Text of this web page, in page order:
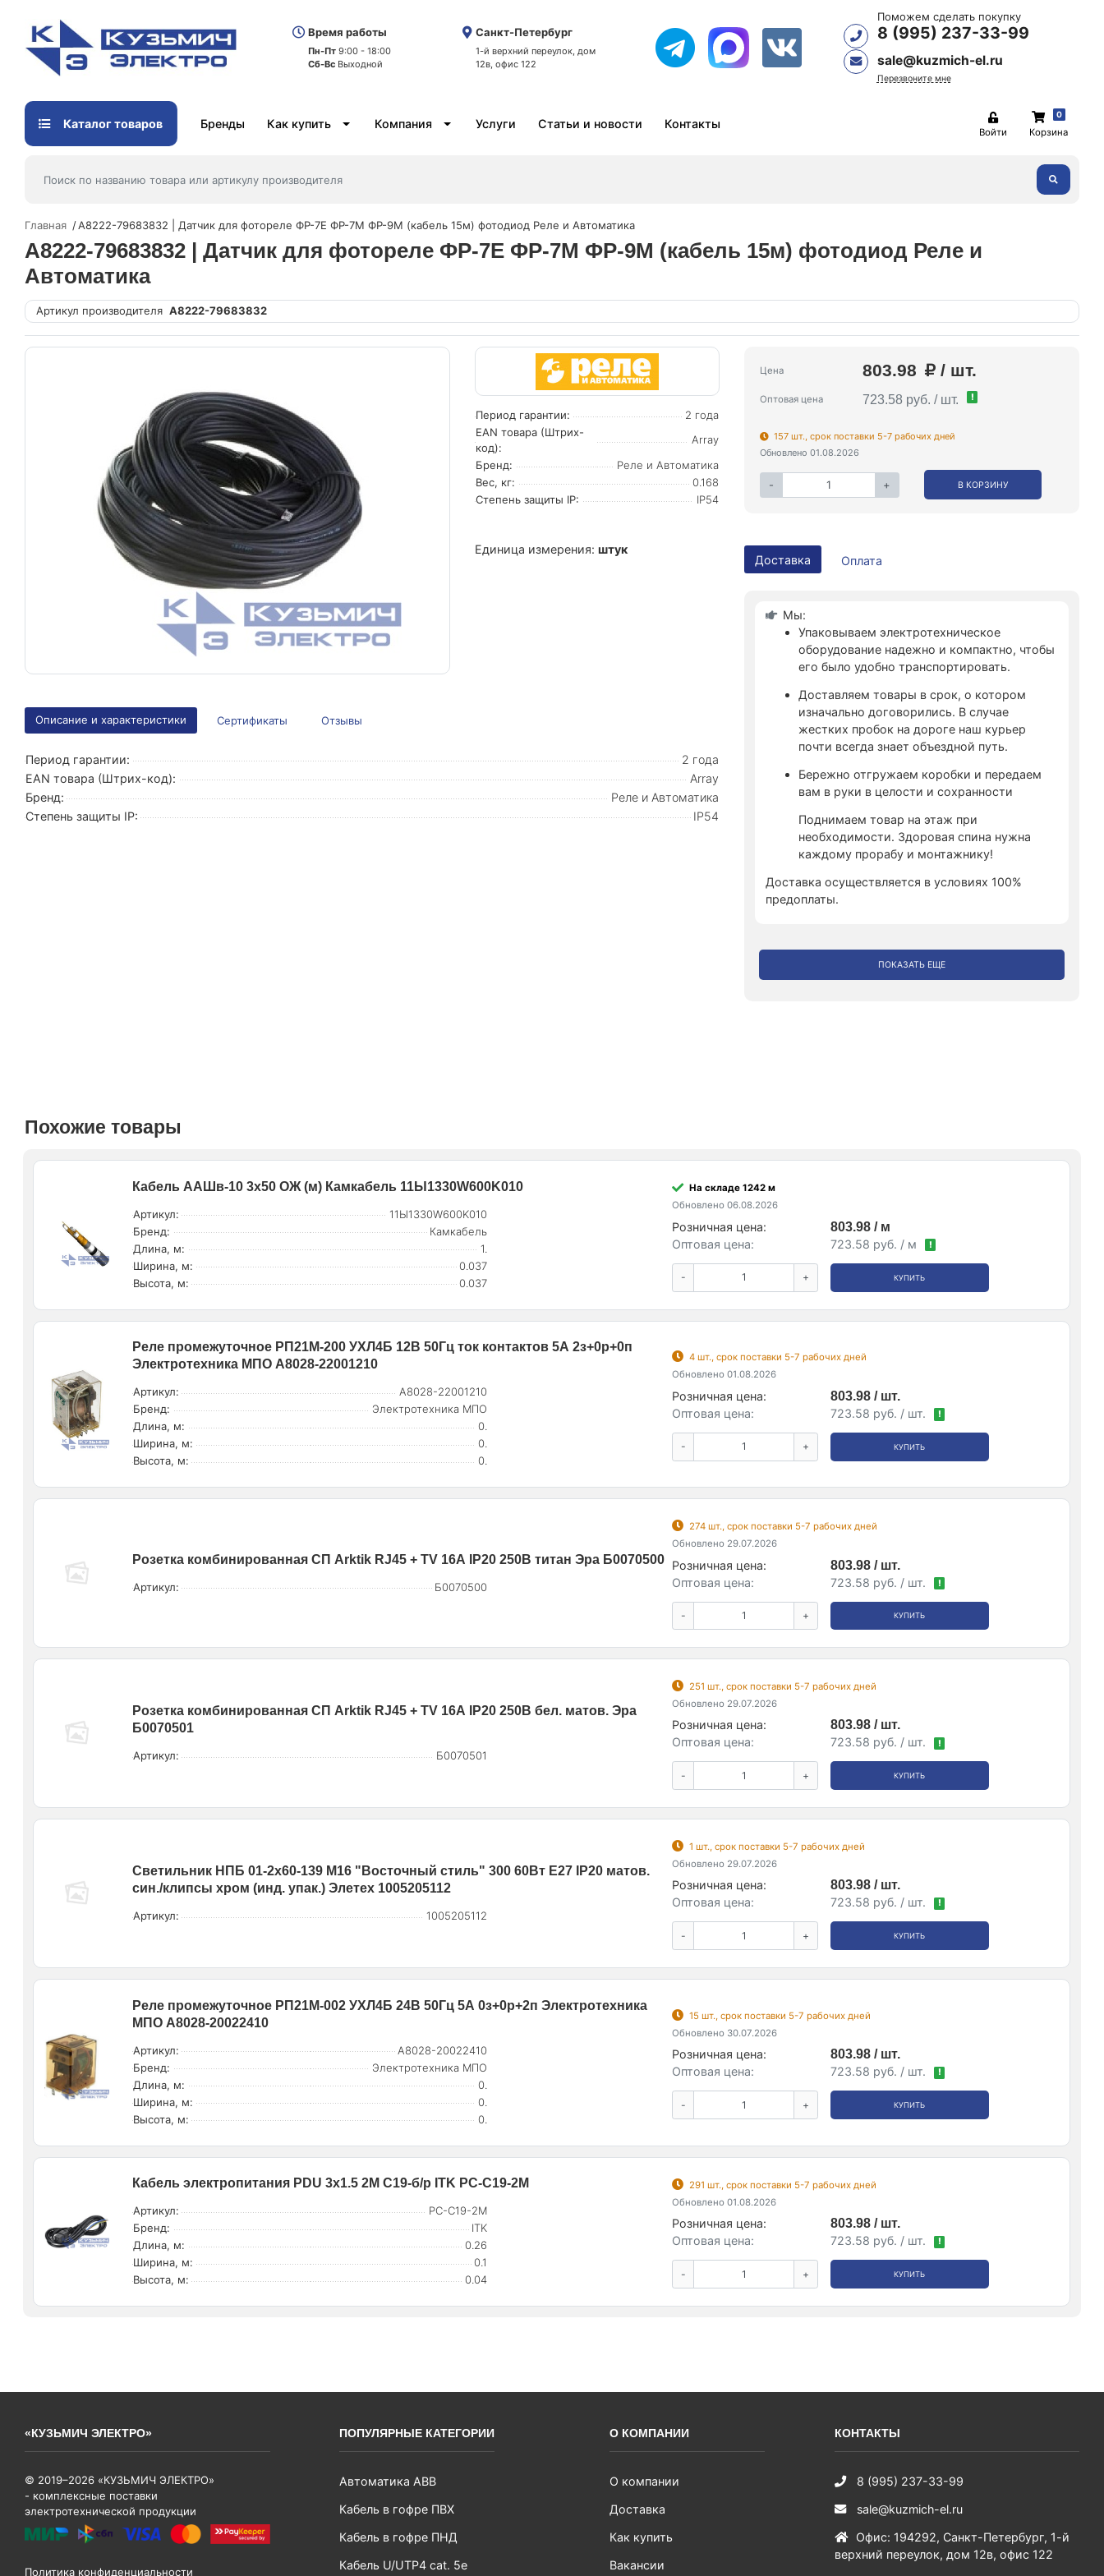
Время работы
Пн-Пт 9:00 - 18:00
Сб-Вс Выходной
Санкт-Петербург
1-й верхний переулок, дом
12в, офис 122
Поможем сделать покупку
8 (995) 237-33-99
sale@kuzmich-el.ru
Перезвоните мне
Каталог товаров Бренды Как купить Компания Услуги Статьи и новости Контакты
Войти
0
Корзина
Главная A8222-79683832 | Датчик для фотореле ФР-7Е ФР-7М ФР-9М (кабель 15м) фотодиод Реле и Автоматика
A8222-79683832 | Датчик для фотореле ФР-7Е ФР-7М ФР-9М (кабель 15м) фотодиод Реле и
Автоматика
Артикул производителя A8222-79683832
Период гарантии:
2 года
EAN товара (Штрих-
код):
Array
Бренд:
Реле и Автоматика
Вес, кг:
0.168
Степень защиты IP:
IP54
Единица измерения: штук
Цена 803.98 / шт.
Оптовая цена 723.58 руб. / шт. !
157 шт., срок поставки 5-7 рабочих дней
Обновлено 01.08.2026
- + В КОРЗИНУ
Доставка Оплата
Мы:
Упаковываем электротехническое
оборудование надежно и компактно, чтобы
его было удобно транспортировать.
Доставляем товары в срок, о котором
изначально договорились. В случае
жестких пробок на дороге наш курьер
почти всегда знает объездной путь.
Бережно отгружаем коробки и передаем
вам в руки в целости и сохранности
Поднимаем товар на этаж при
необходимости. Здоровая спина нужна
каждому прорабу и монтажнику!
Доставка осуществляется в условиях 100%
предоплаты.
ПОКАЗАТЬ ЕЩЕ
Описание и характеристики Сертификаты Отзывы
Период гарантии:
2 года
EAN товара (Штрих-код):
Array
Бренд:
Реле и Автоматика
Степень защиты IP:
IP54
Похожие товары
Кабель ААШв-10 3х50 ОЖ (м) Камкабель 11Ы1330W600K010
Артикул:
11Ы1330W600K010
Бренд:
Камкабель
Длина, м:
1.
Ширина, м:
0.037
Высота, м:
0.037
На складе 1242 м
Обновлено 06.08.2026
Розничная цена:
803.98 / м
Оптовая цена:
723.58 руб. / м !
- + КУПИТЬ
Реле промежуточное РП21М-200 УХЛ4Б 12В 50Гц ток контактов 5А 2з+0р+0п
Электротехника МПО A8028-22001210
Артикул:
A8028-22001210
Бренд:
Электротехника МПО
Длина, м:
0.
Ширина, м:
0.
Высота, м:
0.
4 шт., срок поставки 5-7 рабочих дней
Обновлено 01.08.2026
Розничная цена:
803.98 / шт.
Оптовая цена:
723.58 руб. / шт. !
- + КУПИТЬ
Розетка комбинированная СП Arktik RJ45 + TV 16А IP20 250В титан Эра Б0070500
Артикул: Б0070500
274 шт., срок поставки 5-7 рабочих дней
Обновлено 29.07.2026
Розничная цена:
803.98 / шт.
Оптовая цена:
723.58 руб. / шт. !
- + КУПИТЬ
Розетка комбинированная СП Arktik RJ45 + TV 16А IP20 250В бел. матов. Эра
Б0070501
Артикул: Б0070501
251 шт., срок поставки 5-7 рабочих дней
Обновлено 29.07.2026
Розничная цена:
803.98 / шт.
Оптовая цена:
723.58 руб. / шт. !
- + КУПИТЬ
Светильник НПБ 01-2х60-139 М16 "Восточный стиль" 300 60Вт E27 IP20 матов.
син./клипсы хром (инд. упак.) Элетех 1005205112
Артикул: 1005205112
1 шт., срок поставки 5-7 рабочих дней
Обновлено 29.07.2026
Розничная цена:
803.98 / шт.
Оптовая цена:
723.58 руб. / шт. !
- + КУПИТЬ
Реле промежуточное РП21М-002 УХЛ4Б 24В 50Гц 5А 0з+0р+2п Электротехника
МПО A8028-20022410
Артикул:
A8028-20022410
Бренд:
Электротехника МПО
Длина, м:
0.
Ширина, м:
0.
Высота, м:
0.
15 шт., срок поставки 5-7 рабочих дней
Обновлено 30.07.2026
Розничная цена:
803.98 / шт.
Оптовая цена:
723.58 руб. / шт. !
- + КУПИТЬ
Кабель электропитания PDU 3х1.5 2М C19-б/р ITK PC-C19-2M
Артикул:
PC-C19-2M
Бренд:
ITK
Длина, м:
0.26
Ширина, м:
0.1
Высота, м:
0.04
291 шт., срок поставки 5-7 рабочих дней
Обновлено 01.08.2026
Розничная цена:
803.98 / шт.
Оптовая цена:
723.58 руб. / шт. !
- + КУПИТЬ
«КУЗЬМИЧ ЭЛЕКТРО»
© 2019–2026 «КУЗЬМИЧ ЭЛЕКТРО»
- комплексные поставки
электротехнической продукции
Политика конфиденциальности
ПОПУЛЯРНЫЕ КАТЕГОРИИ
Автоматика ABB
Кабель в гофре ПВХ
Кабель в гофре ПНД
Кабель U/UTP4 cat. 5e
О КОМПАНИИ
О компании
Доставка
Как купить
Вакансии
КОНТАКТЫ
8 (995) 237-33-99
sale@kuzmich-el.ru
Офис: 194292, Санкт-Петербург, 1-й
верхний переулок, дом 12в, офис 122